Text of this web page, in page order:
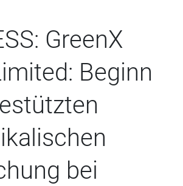
GreenX
Beginn
bei